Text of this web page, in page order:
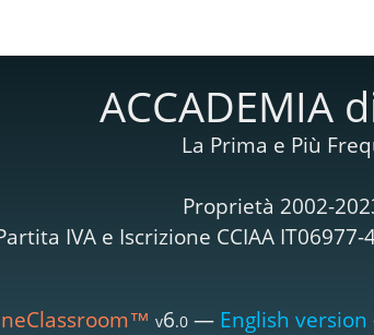
ACCADEMIA
La Prima e Più
Proprietà 2002-
IVA e Iscrizione CCIAA
v6.0 — English version